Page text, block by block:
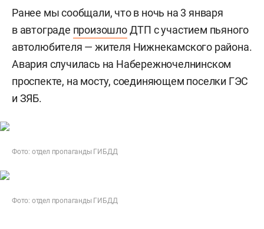
Ранее мы сообщали, что в ночь на 3 января
в автограде произошлоДТП с участием пьяного
автолюбителя — жителя Нижнекамского района.
Авария случилась на Набережночелнинском
проспекте, на мосту, соединяющем поселки ГЭС
и ЗЯБ.
Фото: отдел пропаганды ГИБДД
Фото: отдел пропаганды ГИБДД